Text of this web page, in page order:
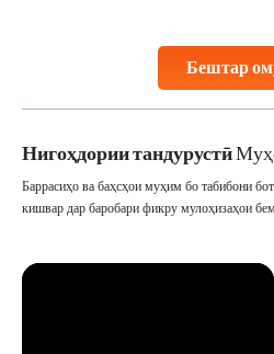
Бештар
Studies, such as one published
Нигоҳдории тандурустӣ
Баррасиҳо ва баҳсҳои муҳим бо табибони
кишвар дар баробари фикру мулоҳизаҳои